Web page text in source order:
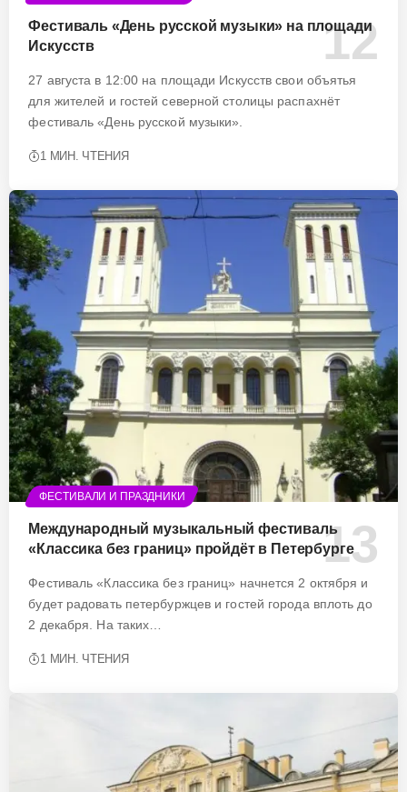
Фестиваль «День русской музыки» на площади
Искусств
27 августа в 12:00 на площади Искусств свои объятья
для жителей и гостей северной столицы распахнёт
фестиваль «День русской музыки».
1 МИН. ЧТЕНИЯ
ФЕСТИВАЛИ И ПРАЗДНИКИ
Международный музыкальный фестиваль
«Классика без границ» пройдёт в Петербурге
Фестиваль «Классика без границ» начнется 2 октября и
будет радовать петербуржцев и гостей города вплоть до
2 декабря. На таких…
1 МИН. ЧТЕНИЯ